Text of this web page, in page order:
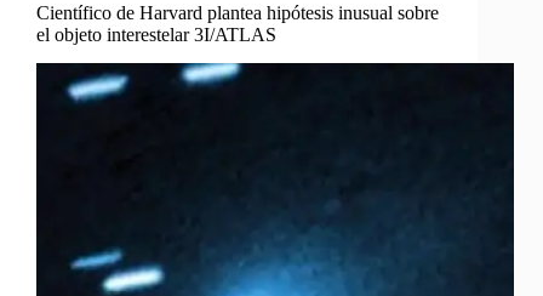
Científico de Harvard plantea hipótesis inusual sobre
el objeto interestelar 3I/ATLAS